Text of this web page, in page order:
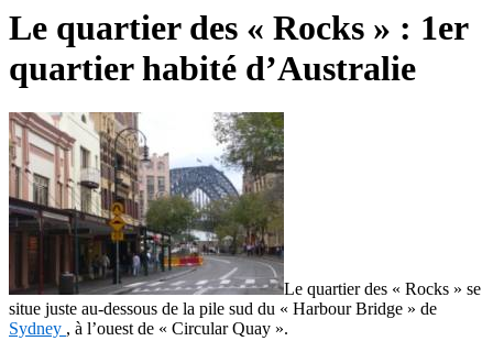
Le quartier des « Rocks » : 1er
quartier habité d’Australie
Le quartier des « Rocks » se
situe juste au-dessous de la pile sud du « Harbour Bridge » de
Sydney , à l’ouest de « Circular Quay ».